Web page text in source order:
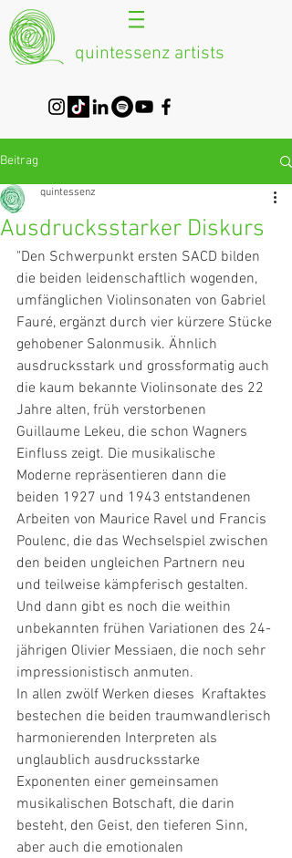
quintessenz artists
Beitrag
Ausdrucksstarker Diskurs
quintessenz
"Den Schwerpunkt ersten SACD bilden
die beiden leidenschaftlich wogenden,
umfänglichen Violinsonaten von Gabriel
Fauré, ergänzt durch vier kürzere Stücke
gehobener Salonmusik. Ähnlich
ausdrucksstark und grossformatig auch
die kaum bekannte Violinsonate des 22
Jahre alten, früh verstorbenen
Guillaume Lekeu, die schon Wagners
Einfluss zeigt. Die musikalische
Moderne repräsentieren dann die
beiden 1927 und 1943 entstandenen
Arbeiten von Maurice Ravel und Francis
Poulenc, die das Wechselspiel zwischen
den beiden ungleichen Partnern neu
und teilweise kämpferisch gestalten.
Und dann gibt es noch die weithin
unbekannten frühen Variationen des 24-
jährigen Olivier Messiaen, die noch sehr
impressionistisch anmuten.
In allen zwölf Werken dieses  Kraftaktes
bestechen die beiden traumwandlerisch
harmonierenden Interpreten als
unglaublich ausdrucksstarke
Exponenten einer gemeinsamen
musikalischen Botschaft, die darin
besteht, den Geist, den tieferen Sinn,
aber auch die emotionalen